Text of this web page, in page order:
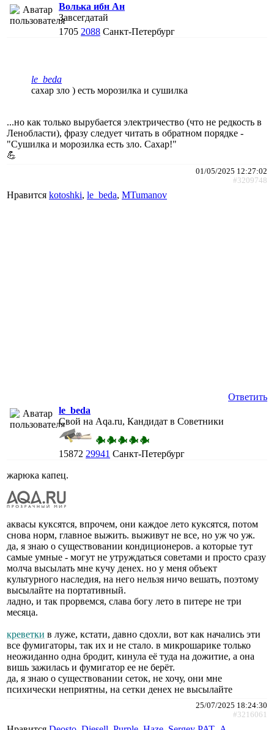
Волька ибн Ан
Завсегдатай
1705 2088 Санкт-Петербург
le_beda
сахар зло ) есть морозилка и сушилка
...но как только вырубается электричество (что не редкость в
Ленобласти), фразу следует читать в обратном порядке -
"Сушилка и морозилка есть зло. Сахар!"
💪
01/05/2025 12:27:02
#3209748
Нравится kotoshki, le_beda, MTumanov
Ответить
le_beda
Свой на Aqa.ru, Кандидат в Советники
15872 29941 Санкт-Петербург
жарюка капец.
аквасы куксятся, впрочем, они каждое лето куксятся, потом
снова норм, главное выжить. выживут не все, но уж чо уж.
да, я знаю о существовании кондиционеров. а которые тут
самые умные - могут не утруждаться советами и просто сразу
молча высылать мне кучу денех. но у меня объект
культурного наследия, на него нельзя ничо вешать, поэтому
высылайте на портативный.
ладно, и так прорвемся, слава богу лето в питере не три
месяца.
креветки в луже, кстати, давно сдохли, вот как начались эти
все фумигаторы, так их и не стало. в микрошарике только
неожиданно одна бродит, кинула её туда на дожитие, а она
вишь зажилась и фумигатор ее не берёт.
да, я знаю о существовании сеток, не хочу, они мне
психически неприятны, на сетки денех не высылайте
25/07/2025 18:24:30
#3216061